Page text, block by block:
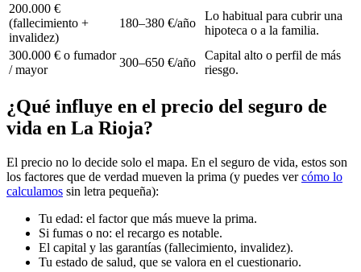
200.000 €
(fallecimiento +
invalidez)
180–380 €/año
Lo habitual para cubrir una
hipoteca o a la familia.
300.000 € o fumador
/ mayor
300–650 €/año
Capital alto o perfil de más
riesgo.
¿Qué influye en el precio del seguro de
vida en La Rioja?
El precio no lo decide solo el mapa. En el seguro de vida, estos son
los factores que de verdad mueven la prima (y puedes vercómo lo
calculamos sin letra pequeña):
Tu edad: el factor que más mueve la prima.
Si fumas o no: el recargo es notable.
El capital y las garantías (fallecimiento, invalidez).
Tu estado de salud, que se valora en el cuestionario.